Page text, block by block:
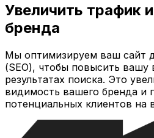
Увеличить трафик
бренда
Мы оптимизируем ваш сайт
(SEO), чтобы повысить вашу
результатах поиска. Это
видимость вашего бренда и
потенциальных клиентов на